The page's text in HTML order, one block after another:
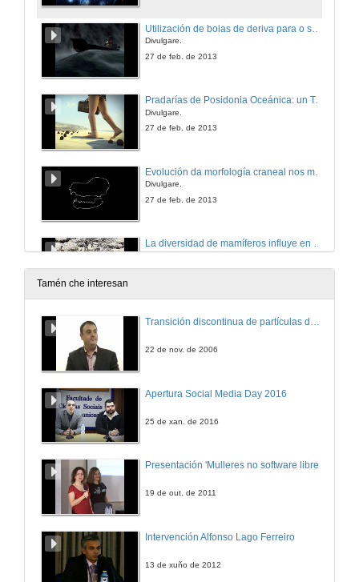
Divulgare.
27 de feb. de 2013
Pradarías de Posidonia Oceánica: un Tesouro Submarino.
Divulgare.
27 de feb. de 2013
Divulgare.
27 de feb. de 2013
La diversidad de mamíferos influye en el ciclo de carbono en la Amazonia
27 de feb. de 2013
Por que conservar a biodiversidade?
Vídeo divulgativo | Divulgare
Vídeo divulgativo | Divulgare
Vídeo divulgativo | Divulgare
O perigo das mascotas nas illas
Vídeo divulgativo | Divulgare
Tamén che interesan
Transición discontinua de partículas de microgel termosensible
22 de nov. de 2006
Apertura Social Media Day 2016
25 de xan. de 2016
Presentación 'Mulleres no software libre'
19 de out. de 2011
Intervención Alfonso Lago Ferreiro
13 de xuño de 2012